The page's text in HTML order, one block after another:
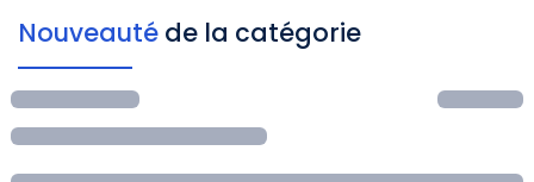
Nouveauté de la catégorie